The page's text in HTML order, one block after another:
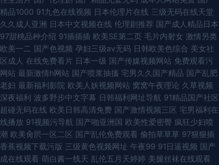
精品1000 91九色在线视频 日本伦理片在线 三级无码在线天堂
久久成人亚洲 日本中文视频在线 伦理剧推荐 国产成人精品日本
97甜桃品种介绍 91插插插 欧美SE第二页 毛片内射女 激情另类
欧美一二 国产色视频 孕妇三级av无码 日韩欧美色综合 美女社
区成人 在线免费看片 日本一级 国产传媒视频网站 免费观看污
网站 最新激情h网站 国产喷浆抽搐 宅男久久国产精品 国产乱肥
老妇 最新福利影院 欧美人妖视频网站 窝窝午夜理论 久草视频
深夜福利 波多野步中文字幕 日韩福利网址导航 91精品国产社区
超碰无码在线 欧美日韩高清免费 国产激情视频三区 宅男福利在
线播放 91视频污导航 国产啪亚洲国 欧美性爱密臀 疯狂少妇喷
潮 欧美肏屄一区二区 国产乱伦免费观看 偷拍草草草 97狠狠插
香蕉视频下载污版 三级黄色视频网址 午夜99 91日逼视频 国产
成在线观看 萌白酱一线天 乱伦五月天婷婷 美腿丝袜在线观看